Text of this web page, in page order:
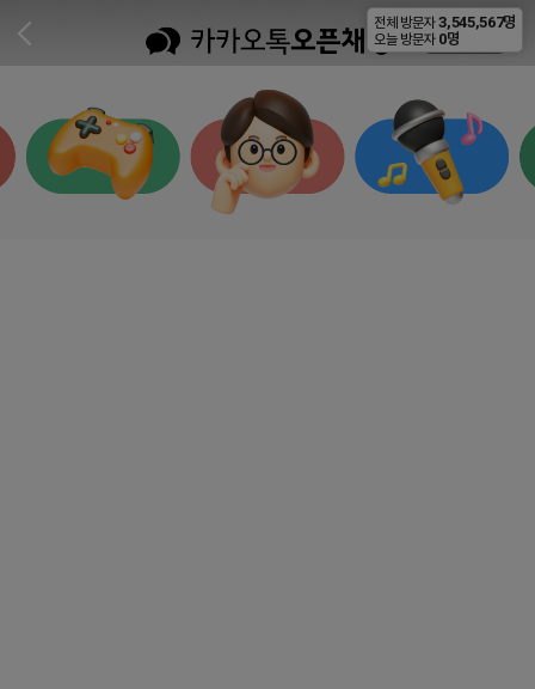
비공개
전체 방문자 3,545,567명
오늘 방문자 0명